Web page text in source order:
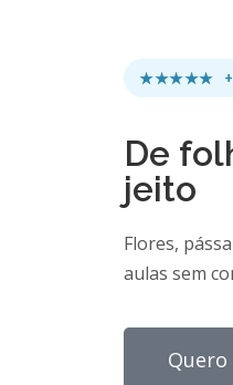
★★★★★
De
jeito
Flores,
aulas sem